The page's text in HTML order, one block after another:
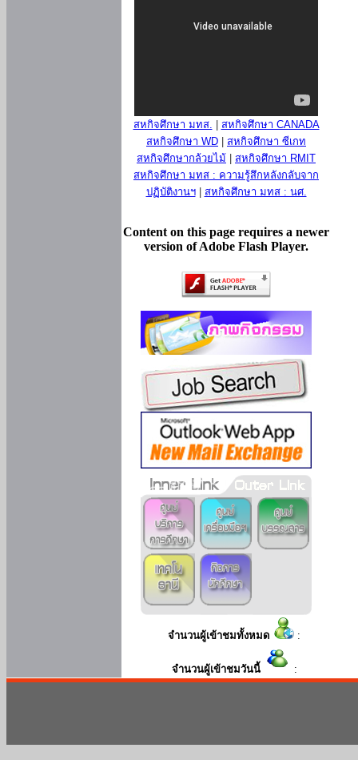
สหกิจศึกษา มทส.
สหกิจศึกษา CANADA
สหกิจศึกษา WD
สหกิจศึกษา ซีเกท
สหกิจศึกษากล้วยไม้
สหกิจศึกษา RMIT
สหกิจศึกษา มทส : ความรู้สึกหลังกลับจาก
ปฏิบัติงานฯ| สหกิจศึกษา มทส : นศ.
Content on this page requires a newer
version of Adobe Flash Player.
จำนวนผู้เข้าชมทั้งหมด :
จำนวนผู้เข้าชมวันนี้ :